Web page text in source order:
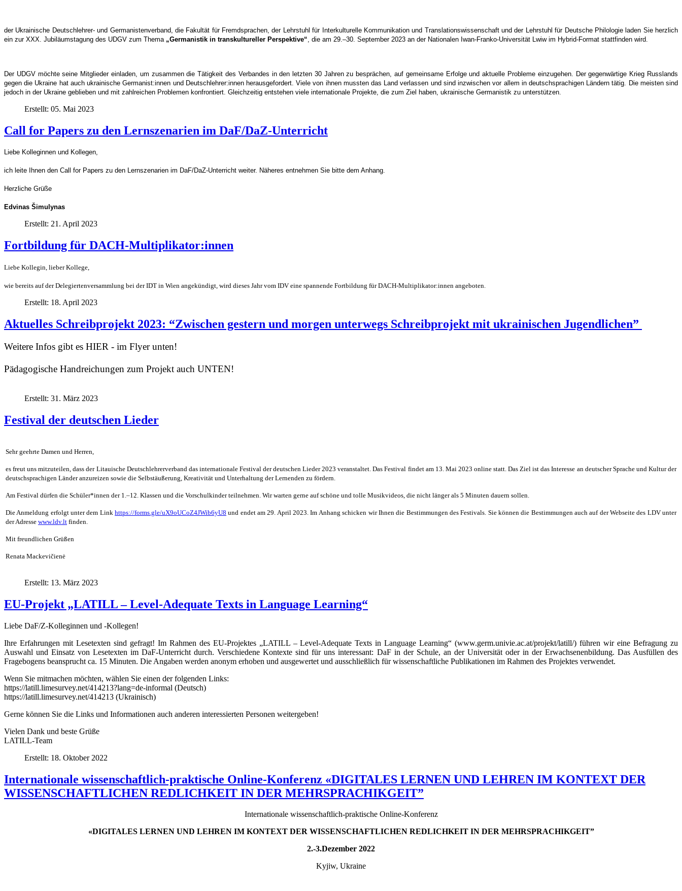
der Ukrainische Deutschlehrer- und Germanistenverband, die Fakultät für Fremdsprachen, der Lehrstuhl für Interkulturelle Kommunikation und Translationswissenschaft und der Lehrstuhl für Deutsche Philologie laden Sie herzlich
ein zur XXX. Jubiläumstagung des UDGV zum Thema „Germanistik in transkultureller Perspektive“ , die am 29.–30. September 2023 an der Nationalen Iwan-Franko-Universität Lwiw im Hybrid-Format stattfinden wird.
Der UDGV möchte seine Mitglieder einladen, um zusammen die Tätigkeit des Verbandes in den letzten 30 Jahren zu besprächen, auf gemeinsame Erfolge und aktuelle Probleme einzugehen. Der gegenwärtige Krieg Russlands
gegen die Ukraine hat auch ukrainische Germanist:innen und Deutschlehrer:innen herausgefordert. Viele von ihnen mussten das Land verlassen und sind inzwischen vor allem in deutschsprachigen Ländern tätig. Die meisten sind
jedoch in der Ukraine geblieben und mit zahlreichen Problemen konfrontiert. Gleichzeitig entstehen viele internationale Projekte, die zum Ziel haben, ukrainische Germanistik zu unterstützen.
Erstellt: 05. Mai 2023
Call for Papers zu den Lernszenarien im DaF/DaZ-Unterricht
Liebe Kolleginnen und Kollegen,
ich leite Ihnen den Call for Papers zu den Lernszenarien im DaF/DaZ-Unterricht weiter. Näheres entnehmen Sie bitte dem Anhang.
Herzliche Grüße
Edvinas Šimulynas
Erstellt: 21. April 2023
Fortbildung für DACH-Multiplikator:innen
Liebe Kollegin, lieber Kollege,
wie bereits auf der Delegiertenversammlung bei der IDT in Wien angekündigt, wird dieses Jahr vom IDV eine spannende Fortbildung für DACH-Multiplikator:innen angeboten.
Erstellt: 18. April 2023
Aktuelles Schreibprojekt 2023: “Zwischen gestern und morgen unterwegs Schreibprojekt mit ukrainischen Jugendlichen”
Weitere Infos gibt es HIER - im Flyer unten!
Pädagogische Handreichungen zum Projekt auch UNTEN!
Erstellt: 31. März 2023
Festival der deutschen Lieder
Sehr geehrte Damen und Herren,
es freut uns mitzuteilen, dass der Litauische Deutschlehrerverband das internationale Festival der deutschen Lieder 2023 veranstaltet. Das Festival findet am 13. Mai 2023 online statt. Das Ziel ist das Interesse an deutscher Sprache und Kultur der
deutschsprachigen Länder anzureizen sowie die Selbstäußerung, Kreativität und Unterhaltung der Lernenden zu fördern.
Am Festival dürfen die Schüler*innen der 1.–12. Klassen und die Vorschulkinder teilnehmen. Wir warten gerne auf schöne und tolle Musikvideos, die nicht länger als 5 Minuten dauern sollen.
Die Anmeldung erfolgt unter dem Linkhttps://forms.gle/uX9oUCoZ4JWib6yU8 und endet am 29. April 2023. Im Anhang schicken wir Ihnen die Bestimmungen des Festivals. Sie können die Bestimmungen auch auf der Webseite des LDV unter
der Adresse www.ldv.lt finden.
Mit freundlichen Grüßen
Renata Mackevičienė
Erstellt: 13. März 2023
EU-Projekt „LATILL – Level-Adequate Texts in Language Learning“
Liebe DaF/Z-Kolleginnen und -Kollegen!
Ihre Erfahrungen mit Lesetexten sind gefragt! Im Rahmen des EU-Projektes „LATILL – Level-Adequate Texts in Language Learning“ (www.germ.univie.ac.at/projekt/latill/) führen wir eine Befragung zu
Auswahl und Einsatz von Lesetexten im DaF-Unterricht durch. Verschiedene Kontexte sind für uns interessant: DaF in der Schule, an der Universität oder in der Erwachsenenbildung. Das Ausfüllen des
Fragebogens beansprucht ca. 15 Minuten. Die Angaben werden anonym erhoben und ausgewertet und ausschließlich für wissenschaftliche Publikationen im Rahmen des Projektes verwendet.
Wenn Sie mitmachen möchten, wählen Sie einen der folgenden Links:
https://latill.limesurvey.net/414213?lang=de-informal (Deutsch)
https://latill.limesurvey.net/414213 (Ukrainisch)
Gerne können Sie die Links und Informationen auch anderen interessierten Personen weitergeben!
Vielen Dank und beste Grüße
LATILL-Team
Erstellt: 18. Oktober 2022
Internationale wissenschaftlich-praktische Online-Konferenz «DIGITALES LERNEN UND LEHREN IM KONTEXT DER
WISSENSCHAFTLICHEN REDLICHKEIT IN DER MEHRSPRACHIKGEIT”
Internationale wissenschaftlich-praktische Online-Konferenz
«DIGITALES LERNEN UND LEHREN IM KONTEXT DER WISSENSCHAFTLICHEN REDLICHKEIT IN DER MEHRSPRACHIKGEIT”
2.-3.Dezember 2022
Kyjiw, Ukraine